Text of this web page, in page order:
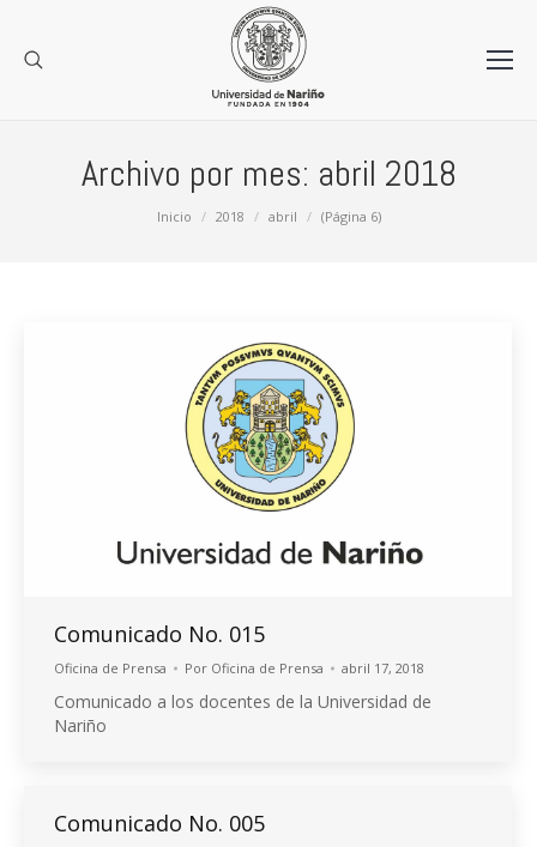
Archivo por mes: abril 2018
Inicio 2018 abril (Página 6)
Comunicado No. 015
Oficina de Prensa Por Oficina de Prensa abril 17, 2018
Comunicado a los docentes de la Universidad de
Nariño
Comunicado No. 005